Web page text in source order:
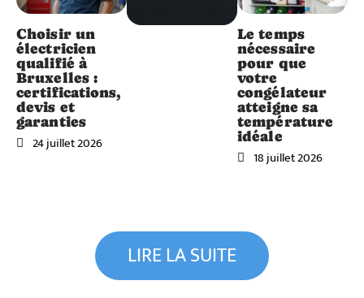
Choisir un
électricien
qualifié à
Bruxelles :
certifications,
devis et
garanties
24 juillet 2026
Le temps
nécessaire
pour que
votre
congélateur
atteigne sa
température
idéale
18 juillet 2026
LIRE LA SUITE